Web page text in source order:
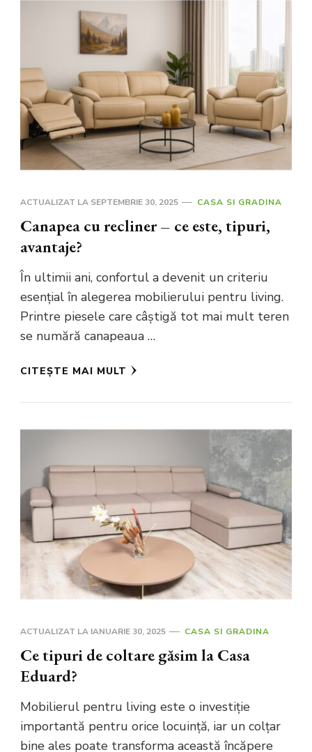
ACTUALIZAT LA SEPTEMBRIE 30, 2025 CASA SI GRADINA
Canapea cu recliner – ce este, tipuri,
avantaje?
În ultimii ani, confortul a devenit un criteriu
esențial în alegerea mobilierului pentru living.
Printre piesele care câștigă tot mai mult teren
se numără canapeaua …
CITEȘTE MAI MULT
ACTUALIZAT LA IANUARIE 30, 2025 CASA SI GRADINA
Ce tipuri de coltare găsim la Casa
Eduard?
Mobilierul pentru living este o investiție
importantă pentru orice locuință, iar un colțar
bine ales poate transforma această încăpere